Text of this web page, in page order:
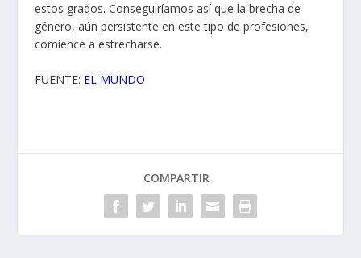
estos grados. Conseguiríamos así que la brecha de
género, aún persistente en este tipo de profesiones,
comience a estrecharse.
FUENTE: EL MUNDO
COMPARTIR